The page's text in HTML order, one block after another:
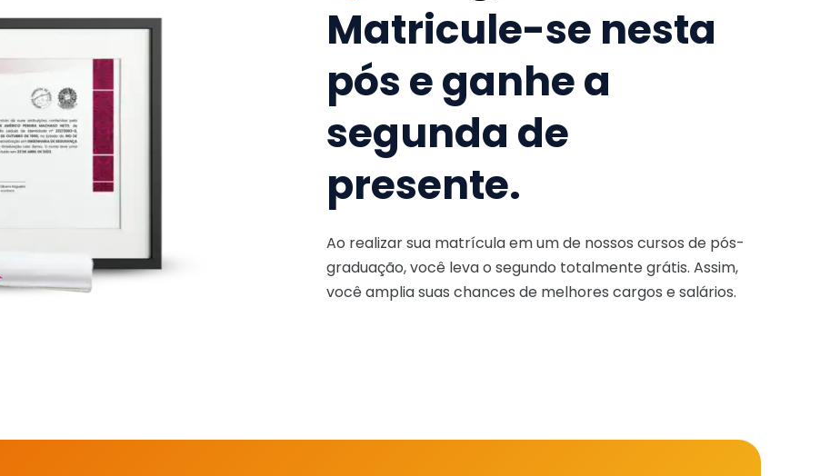
Matricule-se nesta
pós e ganhe a
segunda de
presente.
Ao realizar sua matrícula em um de nossos cursos de pós-
graduação, você leva o segundo totalmente grátis. Assim,
você amplia suas chances de melhores cargos e salários.